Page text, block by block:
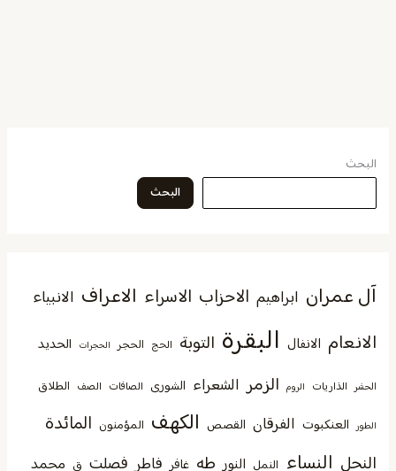
البحث
البحث
آل عمران ابراهيم الاحزاب الاسراء الاعراف الانبياء
الانعام الانفال البقرة التوبة الحج الحجر الحجرات الحديد
الحشر الذاريات الروم الزمر الشعراء الشورى الصافات الصف الطلاق
الطور العنكبوت الفرقان القصص الكهف المؤمنون المائدة
النحل النساء النمل النور طه غافر فاطر فصلت ق محمد